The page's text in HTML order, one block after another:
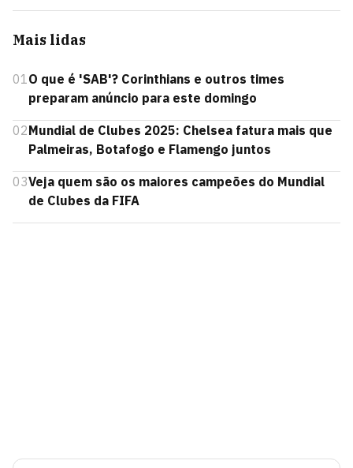
Mais lidas
01 O que é 'SAB'? Corinthians e outros times
preparam anúncio para este domingo
02Mundial de Clubes 2025: Chelsea fatura mais que
Palmeiras, Botafogo e Flamengo juntos
03Veja quem são os maiores campeões do Mundial
de Clubes da FIFA